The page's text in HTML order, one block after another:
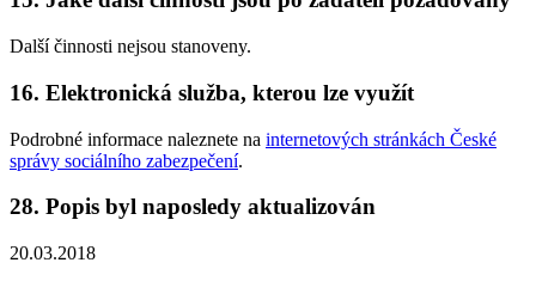
Další činnosti nejsou stanoveny.
16. Elektronická služba, kterou lze využít
Podrobné informace naleznete na internetových stránkách České
správy sociálního zabezpečení.
28. Popis byl naposledy aktualizován
20.03.2018